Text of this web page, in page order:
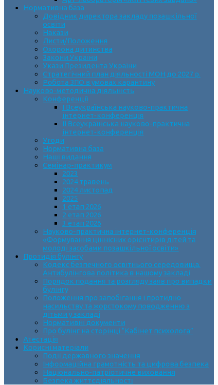
Нормативна база
Довідник директора закладу позашкільної
освіти
Накази
Листи/Положення
Охорона дитинства
Закони України
Укази Президента України
Стратегічний план діяльності МОН до 2027 р.
Робота ЗПО в умовах карантину
Науково-методична діяльність
Конференції
І Всеукраїнська науково-практична
інтернет-конференція
ІІ Всеукраїнська науково-практична
інтернет-конференція
Угоди
Нормативна база
Наші видання
Семінар-практикум
2023
2024 травень
2024 листопад
2025
1 етап 2026
2 етап 2026
3 етап 2026
Науково-практична інтернет-конференція
«Формування ціннісних орієнтирів дітей та
молоді засобами позашкільної освіти»
Протидія булінгу
Кодекс безпечного освітнього середовища.
Антибулінгова політика в нашому закладі
Порядок подання та розгляду заяв про випадки
булінгу
Положення про запобігання і протидію
насильству та жорстокому поводженню з
дітьми у закладі
Нормативні документи
Про булінг на сторінці “Кабінет психолога”
Атестація
Корисні матеріали
Події державного значення
Інформаційна грамотність та цифрова безпека
Національно-патріотичне виховання
Безпека життєдіяльності